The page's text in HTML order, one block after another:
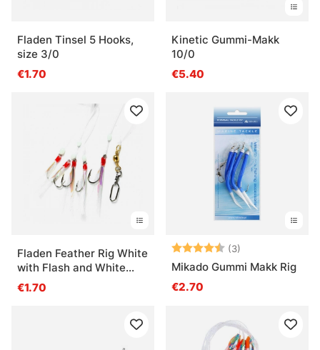
Fladen Tinsel 5 Hooks,
size 3/0
€1.70
Kinetic Gummi-Makk
10/0
€5.40
Fladen Feather Rig White
with Flash and White
Beads
€1.70
Arvio: (3)
Mikado Gummi Makk Rig
€2.70